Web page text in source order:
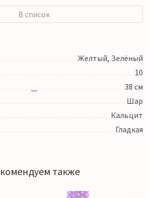
В список
Желтый, Зелёный
10
38 см
Шар
Кальцит
Гладкая
также